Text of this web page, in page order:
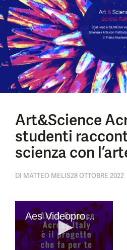
Art&Science
studenti
scienza con
DI MATTEO MELIS28 OTTOBRE 2022